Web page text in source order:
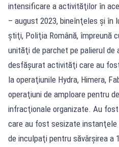
intensificare a activităţilor în
– august 2023, bineînţeles şi în
ştiţi, Poliţia Română, împreună
unităţi de parchet pe palierul
desfăşurat activităţi care au
la operaţiunile Hydra, Himera,
operaţiuni de amploare pentru
infracţionale organizate. Au
care au fost sesizate instanţele
de inculpaţi pentru săvârşirea a